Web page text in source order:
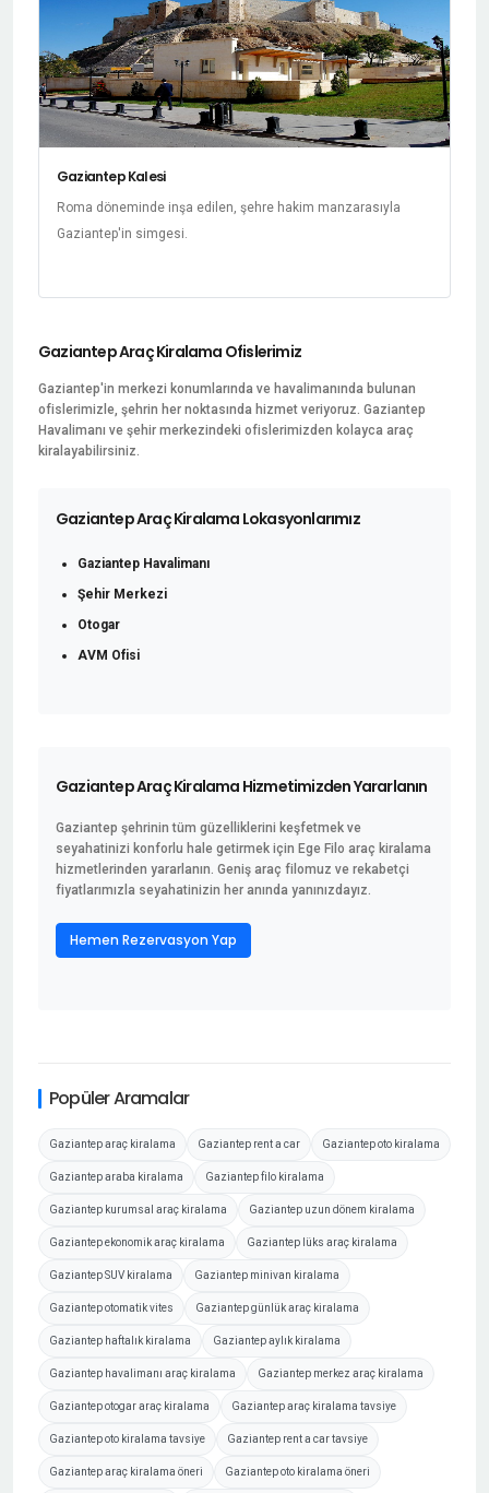
Gaziantep Kalesi
Roma döneminde inşa edilen, şehre hakim manzarasıyla
Gaziantep'in simgesi.
Gaziantep Araç Kiralama Ofislerimiz
Gaziantep'in merkezi konumlarında ve havalimanında bulunan
ofislerimizle, şehrin her noktasında hizmet veriyoruz. Gaziantep
Havalimanı ve şehir merkezindeki ofislerimizden kolayca araç
kiralayabilirsiniz.
Gaziantep Araç Kiralama Lokasyonlarımız
Gaziantep Havalimanı
Şehir Merkezi
Otogar
AVM Ofisi
Gaziantep Araç Kiralama Hizmetimizden Yararlanın
Gaziantep şehrinin tüm güzelliklerini keşfetmek ve
seyahatinizi konforlu hale getirmek için Ege Filo araç kiralama
hizmetlerinden yararlanın. Geniş araç filomuz ve rekabetçi
fiyatlarımızla seyahatinizin her anında yanınızdayız.
Hemen Rezervasyon Yap
Popüler Aramalar
Gaziantep araç kiralama Gaziantep rent a car Gaziantep oto kiralama
Gaziantep araba kiralama Gaziantep filo kiralama
Gaziantep kurumsal araç kiralama Gaziantep uzun dönem kiralama
Gaziantep ekonomik araç kiralama Gaziantep lüks araç kiralama
Gaziantep SUV kiralama Gaziantep minivan kiralama
Gaziantep otomatik vites Gaziantep günlük araç kiralama
Gaziantep haftalık kiralama Gaziantep aylık kiralama
Gaziantep havalimanı araç kiralama Gaziantep merkez araç kiralama
Gaziantep otogar araç kiralama Gaziantep araç kiralama tavsiye
Gaziantep oto kiralama tavsiye Gaziantep rent a car tavsiye
Gaziantep araç kiralama öneri Gaziantep oto kiralama öneri